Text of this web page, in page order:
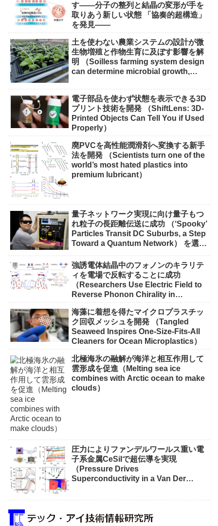
す――分子の整列と結晶の変形が手を
取りあう新しい状態 「協奏的超構造」
を発見――
土を使わない農業システムの設計が微
生物増殖と作物生育に及ぼす影響を解
明 （Soilless farming system design
can determine microbial growth,
電子部品を使わず状態を表示できる3D
プリント技術を開発 （ShiftLens: 3D-
Printed Objects Can Tell You if Used
Properly）
廃PVCを高性能潤滑剤へ変換する新手
法を開発 （Scientists turn one of the
world’s most hated plastics into
premium lubricant）
量子ネットワーク実現に向け量子もつ
れ粒子の長距離伝送に成功 （‘Spooky’
Particles Transit DC Suburbs, a Step
Toward a Quantum Network） を選択
れ粒子の長距離伝送に成功 （‘Spooky’
Particles Transit DC Suburbs, a Step
Toward a Quantum Network）
強誘電体結晶中のフォノンのキラリテ
ィを電場で反転することに成功
（Researchers Use Electric Field to
Reverse Phonon Chirality in
海藻に着想を得たマイクロプラスチッ
ク回収メッシュを開発 （Tangled
Seaweed Inspires One-Size-Fits-All
Cleaners for Ocean Microplastics）
北極海氷の融解が海洋と相互作用して
雲形成を促進（Melting sea ice
combines with Arctic ocean to make
clouds）
圧力によりファンデルワールス重い電
子系金属CeSiIで超伝導を実現
（Pressure Drives
Superconductivity in a Van Der